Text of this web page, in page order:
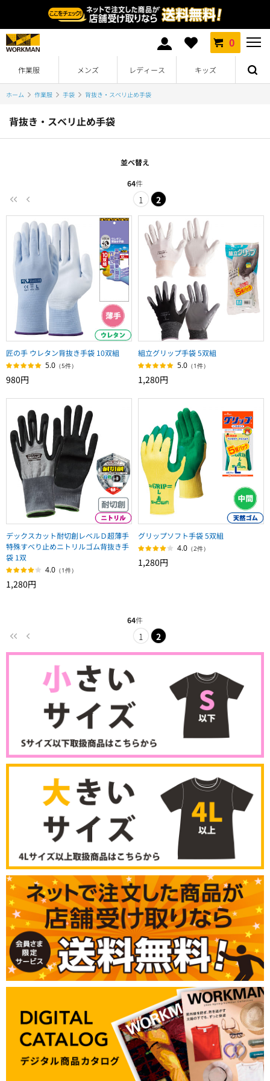
0
作業服 メンズ レディース キッズ
ホーム 作業服 手袋 背抜き・スベリ止め手袋
背抜き・スベリ止め手袋
並べ替え
64件
1 2
匠の手 ウレタン背抜き手袋 10双組
5.0 （5件）
980円
組立グリップ手袋 5双組
5.0 （1件）
1,280円
デックスカット耐切創レベルＤ超薄手
特殊すべり止めニトリルゴム背抜き手
袋 1双
4.0 （1件）
1,280円
グリップソフト手袋 5双組
4.0 （2件）
1,280円
64件
1 2